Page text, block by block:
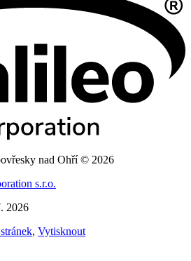
nad Ohří © 2026
s.r.o.
2026
, Vytisknout